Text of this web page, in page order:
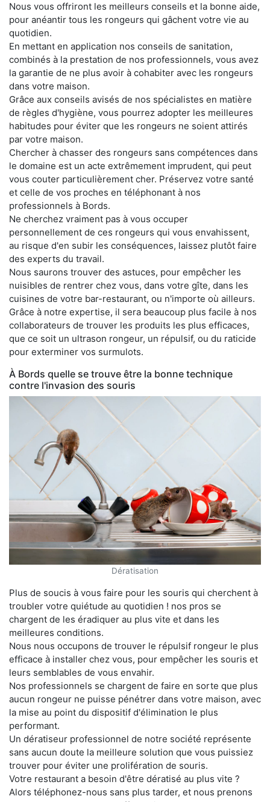
Nous vous offriront les meilleurs conseils et la bonne aide,
pour anéantir tous les rongeurs qui gâchent votre vie au
quotidien.
En mettant en application nos conseils de sanitation,
combinés à la prestation de nos professionnels, vous avez
la garantie de ne plus avoir à cohabiter avec les rongeurs
dans votre maison.
Grâce aux conseils avisés de nos spécialistes en matière
de règles d'hygiène, vous pourrez adopter les meilleures
habitudes pour éviter que les rongeurs ne soient attirés
par votre maison.
Chercher à chasser des rongeurs sans compétences dans
le domaine est un acte extrêmement imprudent, qui peut
vous couter particulièrement cher. Préservez votre santé
et celle de vos proches en téléphonant à nos
professionnels à Bords.
Ne cherchez vraiment pas à vous occuper
personnellement de ces rongeurs qui vous envahissent,
au risque d'en subir les conséquences, laissez plutôt faire
des experts du travail.
Nous saurons trouver des astuces, pour empêcher les
nuisibles de rentrer chez vous, dans votre gîte, dans les
cuisines de votre bar-restaurant, ou n'importe où ailleurs.
Grâce à notre expertise, il sera beaucoup plus facile à nos
collaborateurs de trouver les produits les plus efficaces,
que ce soit un ultrason rongeur, un répulsif, ou du raticide
pour exterminer vos surmulots.
À Bords quelle se trouve être la bonne technique
contre l'invasion des souris
Dératisation
Plus de soucis à vous faire pour les souris qui cherchent à
troubler votre quiétude au quotidien ! nos pros se
chargent de les éradiquer au plus vite et dans les
meilleures conditions.
Nous nous occupons de trouver le répulsif rongeur le plus
efficace à installer chez vous, pour empêcher les souris et
leurs semblables de vous envahir.
Nos professionnels se chargent de faire en sorte que plus
aucun rongeur ne puisse pénétrer dans votre maison, avec
la mise au point du dispositif d'élimination le plus
performant.
Un dératiseur professionnel de notre société représente
sans aucun doute la meilleure solution que vous puissiez
trouver pour éviter une prolifération de souris.
Votre restaurant a besoin d'être dératisé au plus vite ?
Alors téléphonez-nous sans plus tarder, et nous prenons